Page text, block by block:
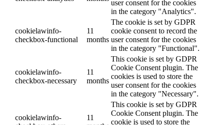
user consent for the cookies
in the category "Analytics".
cookielawinfo-
checkbox-functional
11
months
The cookie is set by GDPR
cookie consent to record the
user consent for the cookies
in the category "Functional".
cookielawinfo-
checkbox-necessary
11
months
This cookie is set by GDPR
Cookie Consent plugin. The
cookies is used to store the
user consent for the cookies
in the category "Necessary".
cookielawinfo-
11
This cookie is set by GDPR
Cookie Consent plugin. The
cookie is used to store the